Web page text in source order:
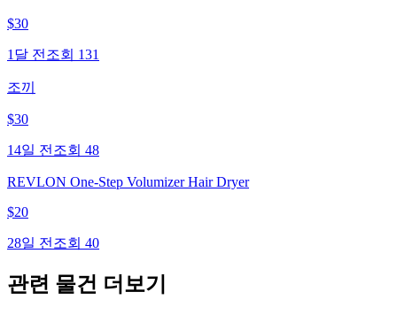
$30
1달 전 조회 131
조끼
$30
14일 전 조회 48
REVLON One-Step Volumizer Hair Dryer
$20
28일 전 조회 40
관련 물건 더보기